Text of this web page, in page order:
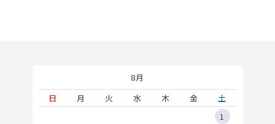
8月
日
月 火 水 木 金
土
1